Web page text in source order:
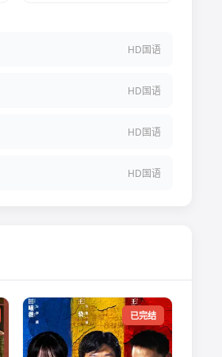
HD国语
HD国语
HD国语
HD国语
已完结